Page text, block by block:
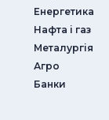
Енергетика
Нафта і газ
Металургія
Агро
Банки